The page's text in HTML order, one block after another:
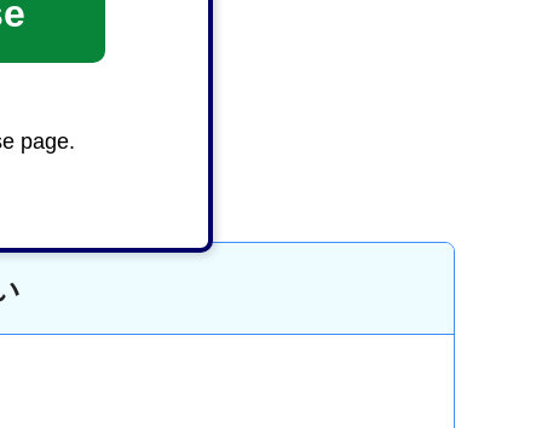
page.